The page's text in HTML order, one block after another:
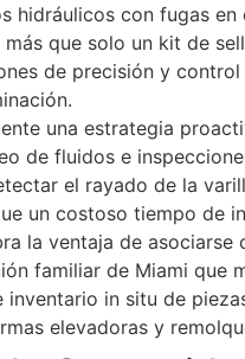
hidráulicos con fugas en
más que solo un kit de
de precisión y control
una estrategia
de fluidos e
el rayado de la
un costoso tiempo de
la ventaja de asociarse
familiar de Miami que
inventario in situ de
elevadoras y